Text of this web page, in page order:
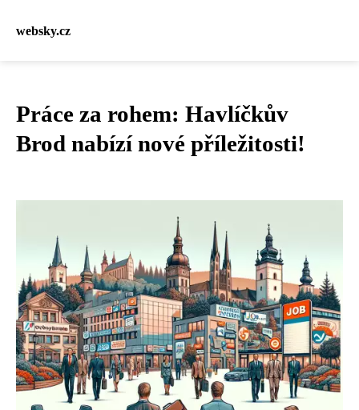
websky.cz
Práce za rohem: Havlíčkův
Brod nabízí nové příležitosti!